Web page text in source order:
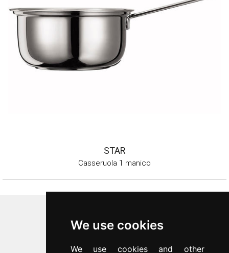
We use cookies
We use cookies and other
STAR
Casseruola 1 manico
Via Bernocchi 48